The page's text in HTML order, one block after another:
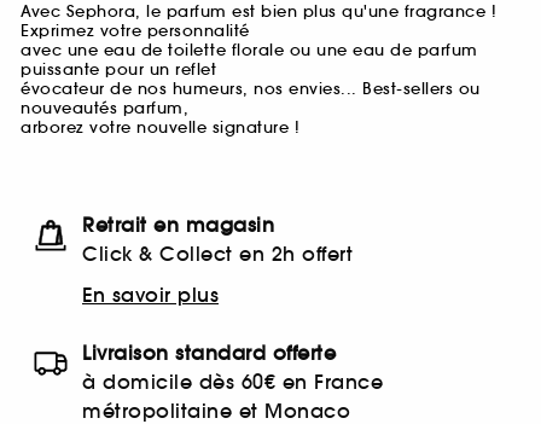
Avec Sephora, le parfum est bien plus qu'une fragrance !
Exprimez votre personnalité
avec une eau de toilette florale ou une eau de parfum
puissante pour un reflet
évocateur de nos humeurs, nos envies... Best-sellers ou
nouveautés parfum,
arborez votre nouvelle signature !
Retrait en magasin
Click & Collect en 2h offert
En savoir plus
Livraison standard offerte
à domicile dès 60€ en France
métropolitaine et Monaco